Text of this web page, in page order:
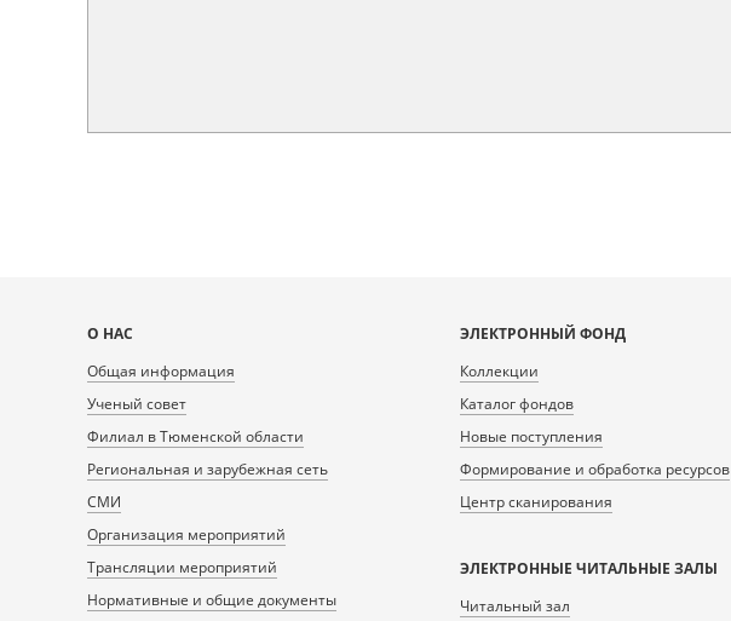
Карта
сайта
О НАС
Общая информация
Ученый совет
Филиал в Тюменской области
Региональная и зарубежная сеть
СМИ
Организация мероприятий
Трансляции мероприятий
Нормативные и общие документы
ЭЛЕКТРОННЫЙ ФОНД
Коллекции
Каталог фондов
Новые поступления
Формирование и обработка ресурсов
Центр сканирования
ЭЛЕКТРОННЫЕ ЧИТАЛЬНЫЕ ЗАЛЫ
Читальный зал